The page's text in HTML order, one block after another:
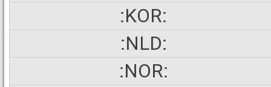
:KOR:
:NLD:
:NOR: